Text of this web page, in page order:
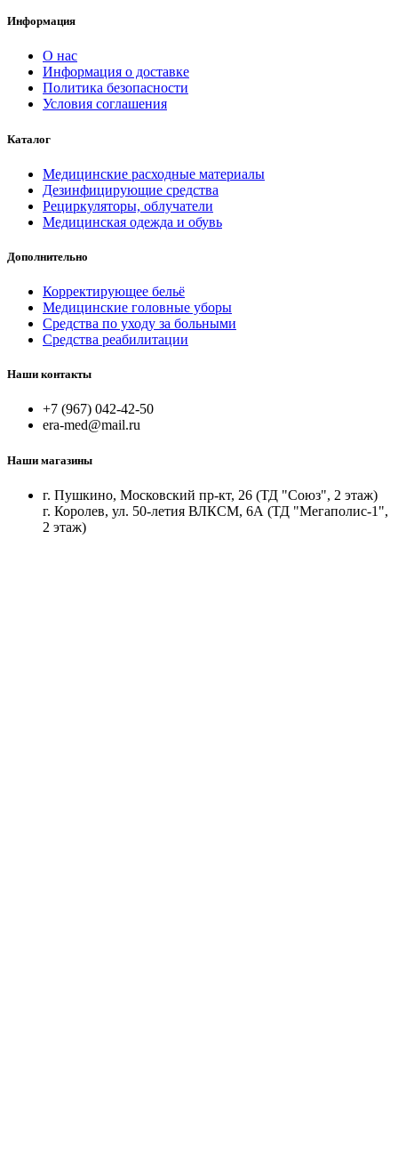
Информация
О нас
Информация о доставке
Политика безопасности
Условия соглашения
Каталог
Медицинские расходные материалы
Дезинфицирующие средства
Рециркуляторы, облучатели
Медицинская одежда и обувь
Дополнительно
Корректирующее бельё
Медицинские головные уборы
Средства по уходу за больными
Средства реабилитации
Наши контакты
+7 (967) 042-42-50
era-med@mail.ru
Наши магазины
г. Пушкино, Московский пр-кт, 26 (ТД "Союз", 2 этаж)
г. Королев, ул. 50-летия ВЛКСМ, 6А (ТД "Мегаполис-1",
2 этаж)